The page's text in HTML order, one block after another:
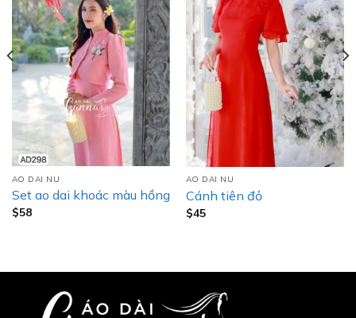
AO DAI NU
Set ao dai khoác màu hồng
$58
AO DAI NU
Cánh tiên đỏ
$45